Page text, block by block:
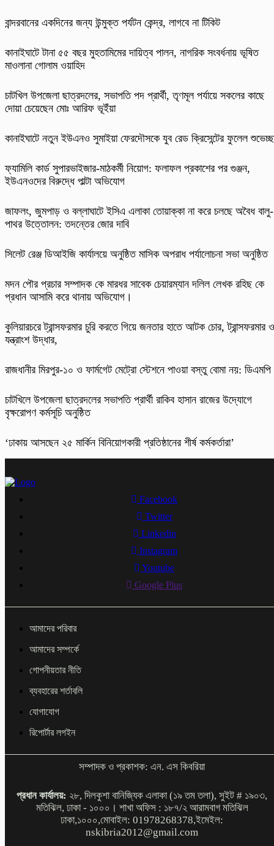
বান্দরবানের একদিনের জন্য উন্মুক্ত পর্যটন কেন্দ্র, লাগবে না টিকিট
কানাইঘাটে টানা ৫৫ বছর মুহতামিমের দায়িত্ব পালন, নাগরিক সংবর্ধনায় ভূষিত
মাওলানা গোলাম ওয়াহিদ
চাটখিল উপজেলা ছাত্রদলের, সভাপতি পদ প্রার্থী, তৃণমূল পর্যায়ে সকলের কাছে
দোয়া চেয়েছেন মোঃ আরিফ ভূইঁয়া
কানাইঘাটে নতুন ইউএনও সুমাইয়া ফেরদৌসকে যুব রেড ক্রিসেন্টের ফুলেল
ফ্যামিলি কার্ড সুপারভাইজার-মাঠকর্মী নিয়োগ: ফলাফল প্রকাশের পর গুঞ্জন,
ইউএনওদের বিরুদ্ধে পাল্টা অভিযোগ
​জাফলং, জুমপাড় ও বল্লাঘাটে ইসিএ এলাকা তোয়াক্কা না করে চলছে অবৈধ বালু-
পাথর উত্তোলন: তদন্তের জোর দাবি
‎সিলেট রেঞ্জ ডিআইজি কার্যালয়ে অনুষ্ঠিত মাসিক অপরাধ পর্যালোচনা সভা অনুষ্ঠিত
মদন পৌর প্রচার সম্পাদক কে মারধর সাবেক চেয়ারম্যান দলিল লেখক রহিছ কে
প্রধান আসামি করে থানায় অভিযোগ।
কুলিয়ারচরে ট্রান্সফরমার চুরি করতে গিয়ে জনতার হাতে আটক চোর, ট্রান্সফরমার ও
যন্ত্রাংশ উদ্ধার,
রাজধানীর মিরপুর-১০ ও ফার্মগেট মেট্রো স্টেশনে পাওয়া বস্তু বোমা নয়: ডিএমপি
চাটখিলে উপজেলা ছাত্রদলের সভাপতি প্রার্থী রাকিব হাসান রাজের উদ্যোগে
বৃক্ষরোপণ কর্মসূচি অনুষ্ঠিত
‘ঢাকায় আসছেন ২৫ মার্কিন বিনিয়োগকারী প্রতিষ্ঠানের শীর্ষ কর্মকর্তারা’
Facebook
Twitter
Linkedin
Instagram
Youtube
Google Plus
আমাদের পরিবার
আমাদের সম্পর্কে
গোপনীয়তার নীতি
ব্যবহারের শর্তাবলি
যোগাযোগ
রিপোর্টার লগইন
সম্পাদক ও প্রকাশক: এন. এস কিবরিয়া
প্রধান কার্যালয়: ২৮, দিলকুশা বানিজ্যিক এলাকা (১৯ তম তলা), সুইট # ১৯০৩,
মতিঝিল, ঢাকা - ১০০০। শাখা অফিস : ১৮৭/২ আরামবাগ মতিঝিল
ঢাকা,১০০০,মোবাইল: 01978268378,ইমেইল:
nskibria2012@gmail.com